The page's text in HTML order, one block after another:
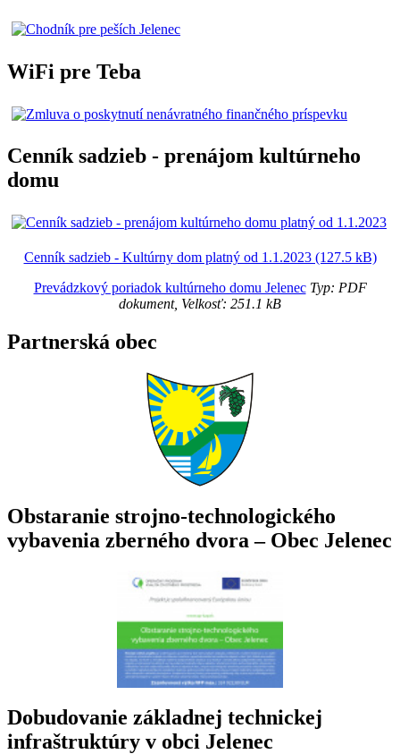
WiFi pre Teba
Cenník sadzieb - prenájom kultúrneho
domu
Cenník sadzieb - Kultúrny dom platný od 1.1.2023 (127.5 kB)
Prevádzkový poriadok kultúrneho domu JelenecTyp: PDF
dokument, Velkosť: 251.1 kB
Partnerská obec
Obstaranie strojno-technologického
vybavenia zberného dvora – Obec Jelenec
Dobudovanie základnej technickej
infraštruktúry v obci Jelenec